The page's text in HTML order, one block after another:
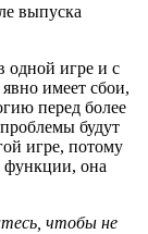
выпуска
одной игре и с
имеет сбои,
перед более
будут
игре, потому
функции, она
чтобы не